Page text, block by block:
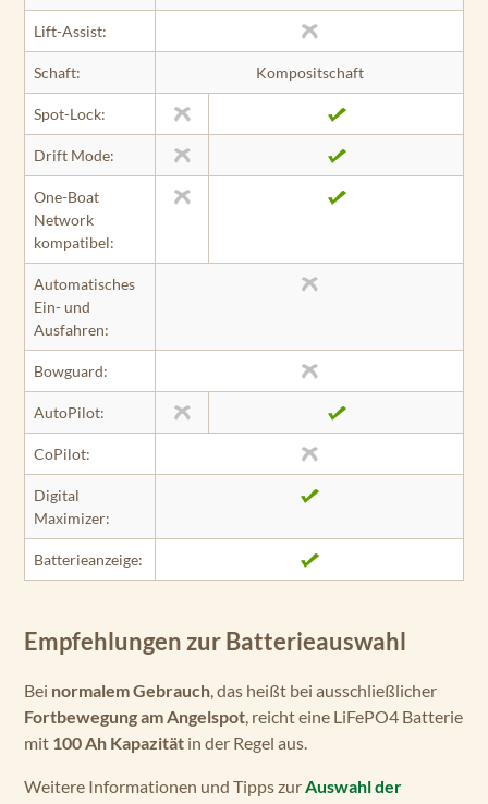
Lift-Assist:
Schaft: Kompositschaft
Spot-Lock:
Drift Mode:
One-Boat
Network
kompatibel:
Automatisches
Ein- und
Ausfahren:
Bowguard:
AutoPilot:
CoPilot:
Digital
Maximizer:
Batterieanzeige:
Empfehlungen zur Batterieauswahl
Bei normalem Gebrauch, das heißt bei ausschließlicher
Fortbewegung am Angelspot, reicht eine LiFePO4 Batterie
mit 100 Ah Kapazität in der Regel aus.
Weitere Informationen und Tipps zurAuswahl der